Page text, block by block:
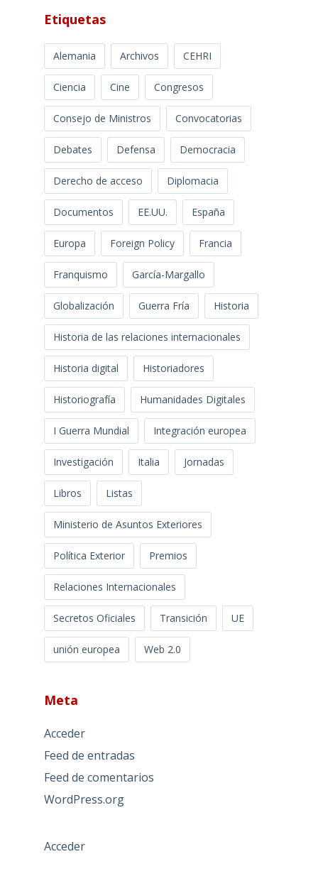
Etiquetas
Alemania Archivos CEHRI
Ciencia Cine Congresos
Consejo de Ministros Convocatorias
Debates Defensa Democracia
Derecho de acceso Diplomacia
Documentos EE.UU. España
Europa Foreign Policy Francia
Franquismo García-Margallo
Globalización Guerra Fría Historia
Historia de las relaciones internacionales
Historia digital Historiadores
Historiografía Humanidades Digitales
I Guerra Mundial Integración europea
Investigación Italia Jornadas
Libros Listas
Ministerio de Asuntos Exteriores
Política Exterior Premios
Relaciones Internacionales
Secretos Oficiales Transición UE
unión europea Web 2.0
Meta
Acceder
Feed de entradas
Feed de comentarios
WordPress.org
Acceder